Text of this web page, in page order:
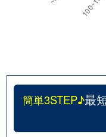
簡単3STEP♪最